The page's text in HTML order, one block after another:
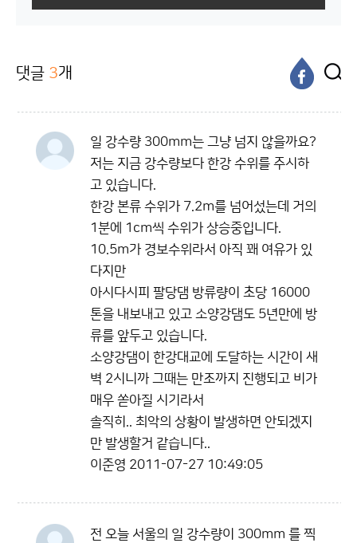
댓글 3개
일 강수량 300mm는 그냥 넘지 않을까요?
저는 지금 강수량보다 한강 수위를 주시하
고 있습니다.
한강 본류 수위가 7.2m를 넘어섰는데 거의
1분에 1cm씩 수위가 상승중입니다.
10.5m가 경보수위라서 아직 꽤 여유가 있
다지만
아시다시피 팔당댐 방류량이 초당 16000
톤을 내보내고 있고 소양강댐도 5년만에 방
류를 앞두고 있습니다.
소양강댐이 한강대교에 도달하는 시간이 새
벽 2시니까 그때는 만조까지 진행되고 비가
매우 쏟아질 시기라서
솔직히.. 최악의 상황이 발생하면 안되겠지
만 발생할거 같습니다..
이준영 2011-07-27 10:49:05
전 오늘 서울의 일 강수량이 300mm 를 찍